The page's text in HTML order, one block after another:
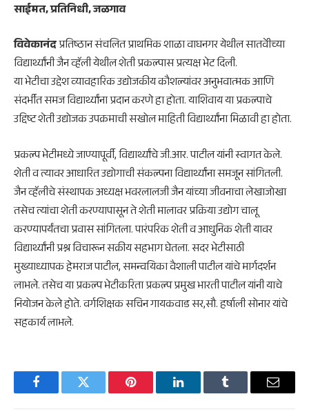
साईमत, प्रतिनिधी, जळगाव
विवेकानंदप्रतिष्ठान संचलित प्राथमिक शाळा वाघनगर येथील सातवेीच्या
विद्यार्थ्यांनी जैन व्हॅली येथील शेती प्रकल्पास प्रत्यक्ष भेट दिली.
या भेटीचा उद्देश व्यावहारिक उद्योजकीय कौशल्यांवर अनुभवात्मक आणि
संदर्भीत समज विद्यार्थ्यांना प्रदान करणे हा होता. याशिवाय या प्रकल्पाचे
उद्दिष्ट शेती उद्योजक उपक्रमाची सखोल माहिती विद्यार्थ्यांना मिळावी हा होता.
प्रकल्प भेटीमध्ये जाण्यापूर्वी, विद्यार्थ्यांचे जी.आर. पाटील यांनी स्वागत केले.
शेती व त्यावर आधारित उद्योगाची संकल्पना विद्यार्थ्यांना समजून सांगितली.
जैन व्हॅलीचे संस्थापक अध्यक्ष भवरलालजी जैन यांच्या जीवनाचा लेखाजोखा
तसेच त्यांचा शेती करण्यापासून ते शेती मालावर प्रक्रिया उद्योग चालू
करण्यापर्यंतचा प्रवास सांगितला. पारंपरिक शेती व आधुनिक शेती यावर
विद्यार्थ्यांनी प्रश्न विचारून सक्रीय सहभाग घेतला. सदर भेटीसाठी
मुख्याध्यापक हेमराज पाटील, समन्वयिका वैशाली पाटील यांचे मार्गदर्शन
लाभले. तसेच या प्रकल्प भेटीकरिता प्रकल्प प्रमुख भारती पाटील यांनी याचे
नियोजन केले होते. वर्गशिक्षक सचिन गायकवाड सर,सौ. हर्षाली सोनार यांचे
सहकार्य लाभले.
FacebookTwitter Pinterest LinkedInTumblr Email